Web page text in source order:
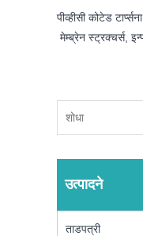
पीव्हीसी कोटेड
मेम्ब्रेन स्ट्रक्चर्स,
उत्पादने
ताडपत्री